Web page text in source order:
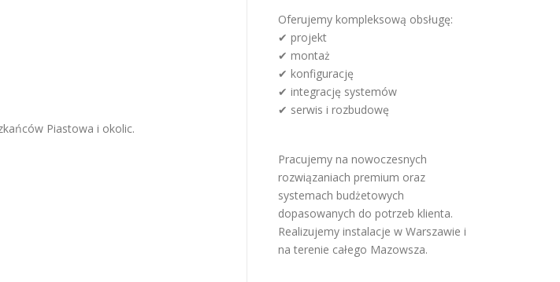
Piastowa i okolic.
Oferujemy kompleksową obsługę:
✔ projekt
✔ montaż
✔ konfigurację
✔ integrację systemów
✔ serwis i rozbudowę
Pracujemy na nowoczesnych
rozwiązaniach premium oraz
systemach budżetowych
dopasowanych do potrzeb klienta.
Realizujemy instalacje w Warszawie i
na terenie całego Mazowsza.